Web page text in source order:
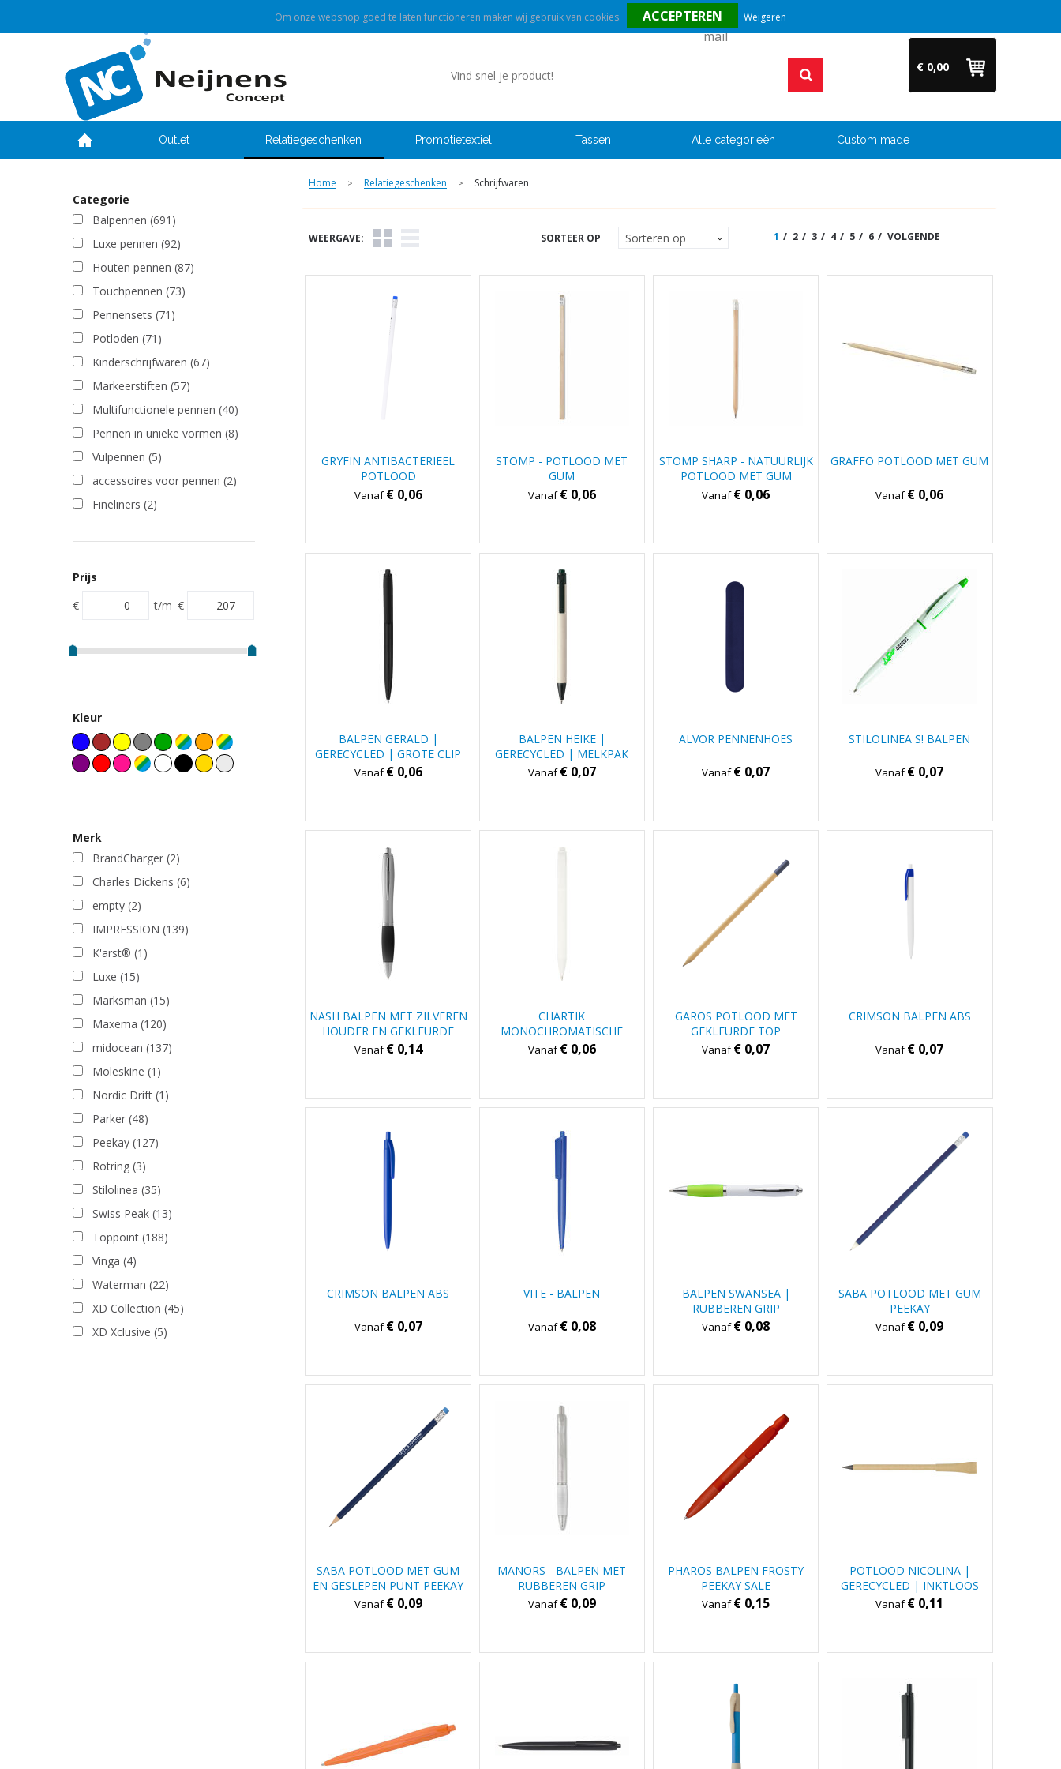
Vragen? Bel ons direct op +31 (0)6 54 33 52 04
€ 0,00
Outlet Relatiegeschenken Promotietextiel Tassen Alle categorieën Custom made
Categorie
Balpennen (691)
Luxe pennen (92)
Houten pennen (87)
Touchpennen (73)
Pennensets (71)
Potloden (71)
Kinderschrijfwaren (67)
Markeerstiften (57)
Multifunctionele pennen (40)
Pennen in unieke vormen (8)
Vulpennen (5)
accessoires voor pennen (2)
Fineliners (2)
Prijs
€
t/m €
Kleur
Merk
BrandCharger (2)
Charles Dickens (6)
empty (2)
IMPRESSION (139)
K'arst® (1)
Luxe (15)
Marksman (15)
Maxema (120)
midocean (137)
Moleskine (1)
Nordic Drift (1)
Parker (48)
Peekay (127)
Rotring (3)
Stilolinea (35)
Swiss Peak (13)
Toppoint (188)
Vinga (4)
Waterman (22)
XD Collection (45)
XD Xclusive (5)
Home > Relatiegeschenken > Schrijfwaren
WEERGAVE: SORTEER OP 1 2 3 4 5 6 VOLGENDE
GRYFIN ANTIBACTERIEEL
POTLOOD
Vanaf€ 0,06
STOMP - POTLOOD MET
GUM
Vanaf€ 0,06
STOMP SHARP - NATUURLIJK
POTLOOD MET GUM
Vanaf€ 0,06
GRAFFO POTLOOD MET GUM
Vanaf€ 0,06
BALPEN GERALD |
GERECYCLED | GROTE CLIP
Vanaf€ 0,06
BALPEN HEIKE |
GERECYCLED | MELKPAK
Vanaf€ 0,07
ALVOR PENNENHOES
Vanaf€ 0,07
STILOLINEA S! BALPEN
Vanaf€ 0,07
NASH BALPEN MET ZILVEREN
HOUDER EN GEKLEURDE
GRIP (BLAUWE INKT)
Vanaf€ 0,14
CHARTIK
MONOCHROMATISCHE
BALPEN VAN GERECYCLED
Vanaf€ 0,06
GAROS POTLOOD MET
GEKLEURDE TOP
Vanaf€ 0,07
CRIMSON BALPEN ABS
Vanaf€ 0,07
CRIMSON BALPEN ABS
Vanaf€ 0,07
VITE - BALPEN
Vanaf€ 0,08
BALPEN SWANSEA |
RUBBEREN GRIP
Vanaf€ 0,08
SABA POTLOOD MET GUM
PEEKAY
Vanaf€ 0,09
SABA POTLOOD MET GUM
EN GESLEPEN PUNT PEEKAY
Vanaf€ 0,09
MANORS - BALPEN MET
RUBBEREN GRIP
Vanaf€ 0,09
PHAROS BALPEN FROSTY
PEEKAY SALE
Vanaf€ 0,15
POTLOOD NICOLINA |
GERECYCLED | INKTLOOS
Vanaf€ 0,11
Om onze webshop goed te laten functioneren maken wij gebruik van cookies. Weigeren